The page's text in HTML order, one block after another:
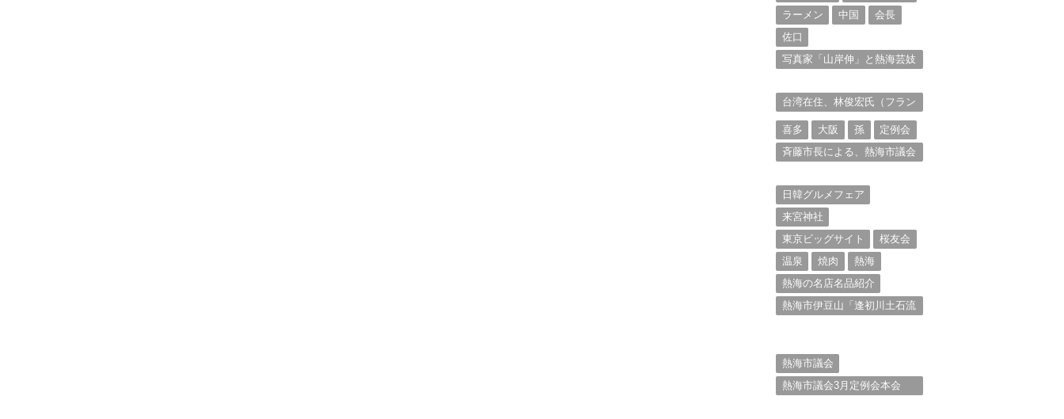
ラーメン
中国
会長
佐口
写真家「山岸伸」と熱海芸妓
台湾在住、林俊宏氏（フラン
喜多
大阪 孫
定例会
斉藤市長による、熱海市議会
日韓グルメフェア
来宮神社
東京ビッグサイト
桜友会
温泉
焼肉
熱海
熱海の名店名品紹介
熱海市伊豆山「逢初川土石流
熱海市議会
熱海市議会3月定例会本会